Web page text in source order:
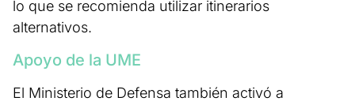
lo que se recomienda utilizar itinerarios
alternativos.
Apoyo de la UME
El Ministerio de Defensa también activó a